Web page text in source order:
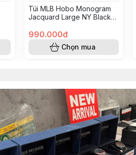
Túi MLB Hobo Monogram
Jacquard Large NY Black
990.000đ
Chọn mua